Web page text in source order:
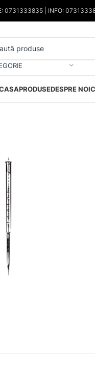
0731333835 | INFO:
PRODUSEDESPRE NOI